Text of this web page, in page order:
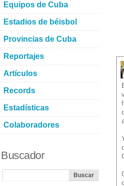
Equipos de Cuba
Estadios de béisbol
Provincias de Cuba
Reportajes
Artículos
Records
Estadísticas
Colaboradores
Buscador